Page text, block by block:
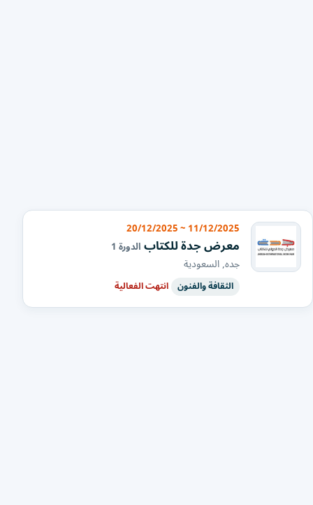
11/12/2025 ~ 20/12/2025
معرض جدة للكتابالدورة 1
جده, السعودية
الثقافة والفنون انتهت الفعالية